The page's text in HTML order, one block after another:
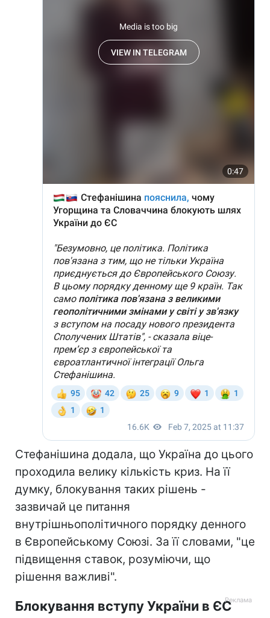
Стефанішина додала, що Україна до цього
проходила велику кількість криз. На її
думку, блокування таких рішень -
зазвичай це питання
внутрішньополітичного порядку денного
в Європейському Союзі. За її словами, "це
підвищення ставок, розуміючи, що
рішення важливі".
Блокування вступу України в ЄС